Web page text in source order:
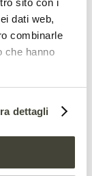
dati web,
combinarle
che hanno
dettagli
dei
Regioni
Comuni